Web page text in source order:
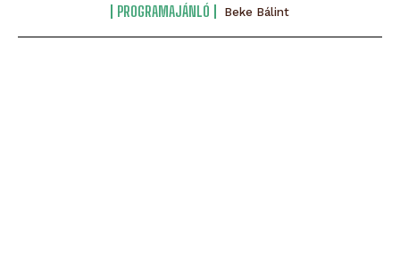
PROGRAMAJÁNLÓ Beke Bálint